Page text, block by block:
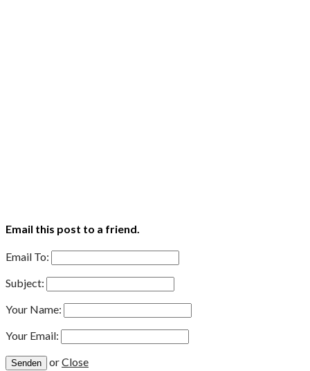
Email this post to a friend.
Email To:
Subject:
Your Name:
Your Email:
orClose